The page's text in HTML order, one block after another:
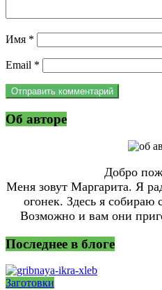
Имя *
Email *
Об авторе
Добро
Меня зовут Маргарита. Я
огонек. Здесь я
Возможно и вам они
Последнее в блоге
Заготовки